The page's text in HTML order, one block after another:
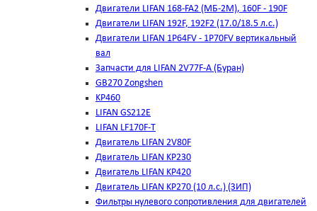
Двигатели LIFAN 168-FA2 (МБ-2М), 160F - 190F
Двигатели LIFAN 192F, 192F2 (17.0/18.5 л.с.)
Двигатели LIFAN 1Р64FV - 1Р70FV вертикальный
вал
Запчасти для LIFAN 2V77F-A (Буран)
GB270 Zongshen
KP460
LIFAN GS212E
LIFAN LF170F-T
Двигатель LIFAN 2V80F
Двигатель LIFAN KP230
Двигатель LIFAN KP420
Двигатель LIFAN KP270 (10 л.с.) (ЗИП)
Фильтры нулевого сопротивления для двигателей